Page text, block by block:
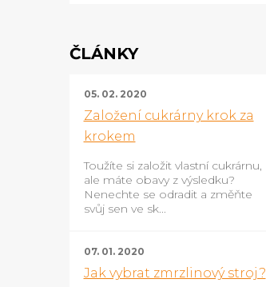
ČLÁNKY
05. 02. 2020
Založení cukrárny krok za
krokem
Toužíte si založit vlastní cukrárnu,
ale máte obavy z výsledku?
Nenechte se odradit a změňte
svůj sen ve sk...
07. 01. 2020
Jak vybrat zmrzlinový stroj?